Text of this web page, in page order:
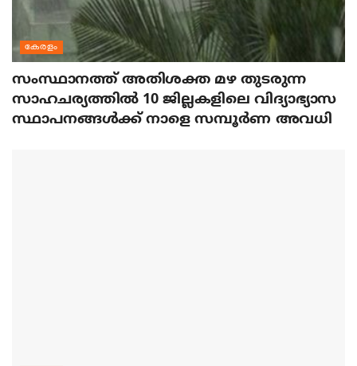
കേരളം
സംസ്ഥാനത്ത് അതിശക്ത മഴ തുടരുന്ന
സാഹചര്യത്തിൽ 10 ജില്ലകളിലെ വിദ്യാഭ്യാസ
സ്ഥാപനങ്ങൾക്ക് നാളെ സമ്പൂർണ അവധി